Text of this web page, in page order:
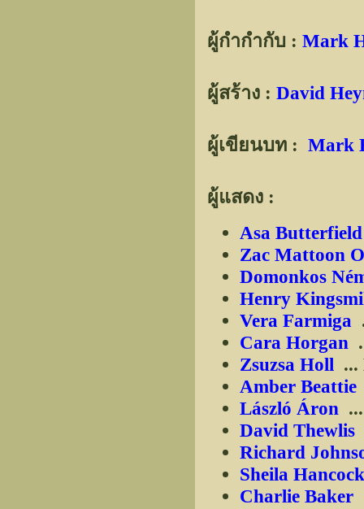
ผู้กำกำกับ : Mark
ผู้สร้าง : David
ผู้เขียนบท : Mark
ผู้แสดง :
Asa Butterfield
Zac Mattoon
Domonkos
Henry
Vera Farmiga
Cara Horgan
Zsuzsa Holl ...
Amber Beattie
László Áron
David Thewlis
Richard
Sheila Hancock
Charlie Baker